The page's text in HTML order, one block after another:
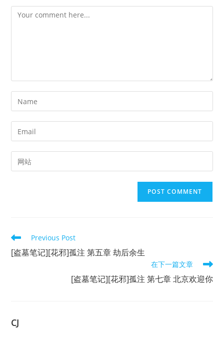
Comment
Enter
your
name
comment
Enter
your
email
address
Enter
your
Read
more
articles
Previous Post
[盗墓笔记][花邪]孤注 第五章 劫后余生
在下一篇文章
[盗墓笔记][花邪]孤注 第七章 北京欢迎你
CJ